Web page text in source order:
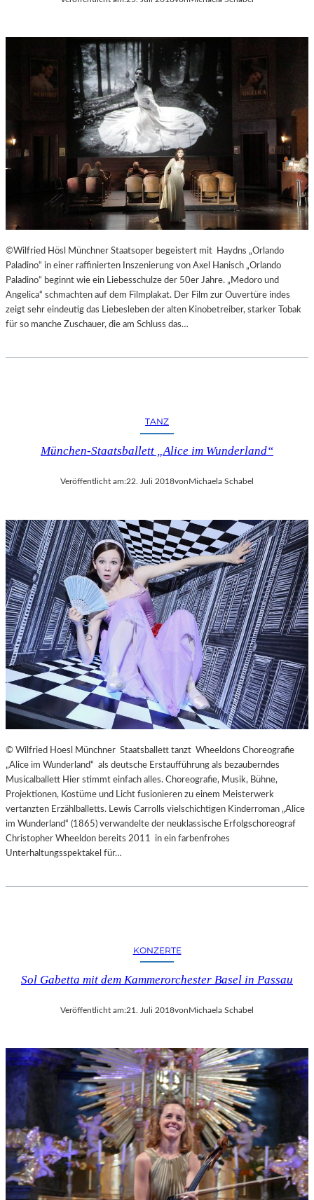
©Wilfried Hösl Münchner Staatsoper begeistert mit Haydns „Orlando
Paladino“ in einer raffinierten Inszenierung von Axel Hanisch „Orlando
Paladino“ beginnt wie ein Liebesschulze der 50er Jahre. „Medoro und
Angelica“ schmachten auf dem Filmplakat. Der Film zur Ouvertüre indes
zeigt sehr eindeutig das Liebesleben der alten Kinobetreiber, starker Tobak
für so manche Zuschauer, die am Schluss das…
TANZ
München-Staatsballett „Alice im Wunderland“
Veröffentlicht am:22. Juli 2018von Michaela Schabel
© Wilfried Hoesl Münchner Staatsballett tanzt Wheeldons Choreografie
„Alice im Wunderland“ als deutsche Erstaufführung als bezauberndes
Musicalballett Hier stimmt einfach alles. Choreografie, Musik, Bühne,
Projektionen, Kostüme und Licht fusionieren zu einem Meisterwerk
vertanzten Erzählballetts. Lewis Carrolls vielschichtigen Kinderroman „Alice
im Wunderland“ (1865) verwandelte der neuklassische Erfolgschoreograf
Christopher Wheeldon bereits 2011 in ein farbenfrohes
Unterhaltungsspektakel für…
KONZERTE
Sol Gabetta mit dem Kammerorchester Basel in Passau
Veröffentlicht am:21. Juli 2018vonMichaela Schabel